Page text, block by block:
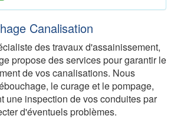
Canalisation
des travaux d'assainissement,
propose des services pour garantir le
de vos canalisations. Nous
le curage et le pompage,
une inspection de vos conduites par
d'éventuels problèmes.